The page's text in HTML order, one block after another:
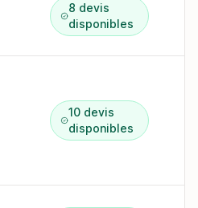
8 devis
disponibles
10 devis
disponibles